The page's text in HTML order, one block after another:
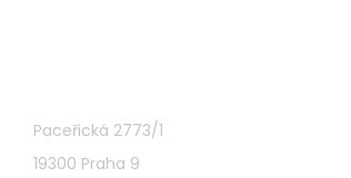
Paceřická 2773/1
19300 Praha 9